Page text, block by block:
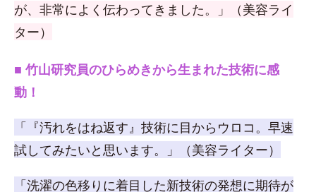
が、非常によく伝わってきました。」（美容ライ
ター）
■ 竹山研究員のひらめきから生まれた技術に感
動！
「『汚れをはね返す』技術に目からウロコ。早速
試してみたいと思います。」（美容ライター）
「洗濯の色移りに着目した新技術の発想に期待が